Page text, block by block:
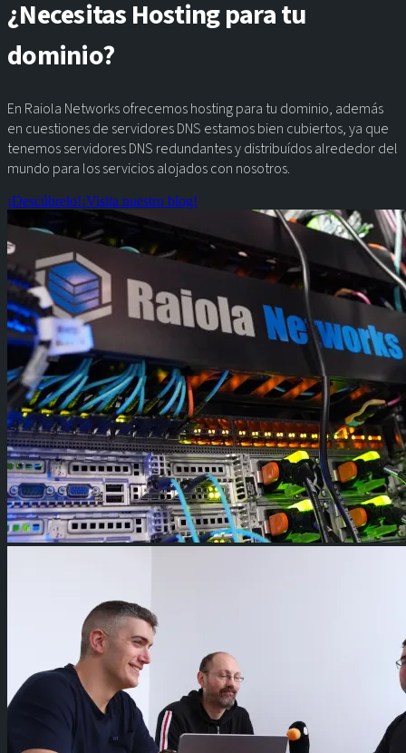
¿Necesitas Hosting para tu
dominio?
En Raiola Networks ofrecemos hosting para tu dominio, además
en cuestiones de servidores DNS estamos bien cubiertos, ya que
tenemos servidores DNS redundantes y distribuídos alrededor del
mundo para los servicios alojados con nosotros.
¡Descúbrelo!¡Visita nuestro blog!